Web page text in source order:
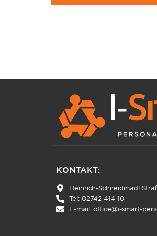
KONTAKT:
Heinrich-Schneidmadl
Tel: 02742 414 10
E-mail: office@i-smart-